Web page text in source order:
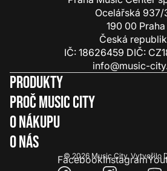
Ocelářská 937/
190 00 Praha
Česká
IČ: 18626459 DIČ:
info@music-
Produkty
Proč Music City
O nákupu
O nás
© 2026 Music City. Vytvořilo
FacebookInstagram